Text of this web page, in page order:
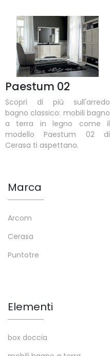
Paestum 02
Scopri di più sull'arredo
bagno classico: mobili bagno
a terra in legno come il
modello Paestum 02 di
Cerasa ti aspettano.
Marca
Arcom
Cerasa
Puntotre
Elementi
box doccia